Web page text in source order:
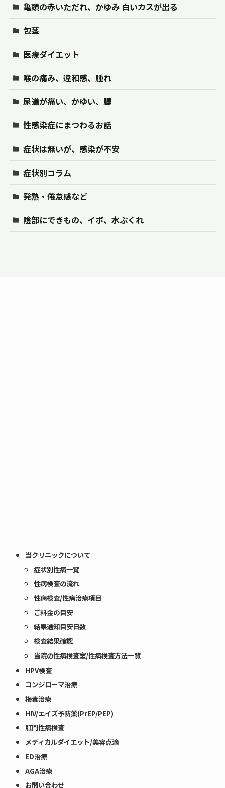
亀頭の赤いただれ、かゆみ 白いカスが出る
包茎
医療ダイエット
喉の痛み、違和感、腫れ
尿道が痛い、かゆい、膿
性感染症にまつわるお話
症状は無いが、感染が不安
症状別コラム
発熱・倦怠感など
陰部にできもの、イボ、水ぶくれ
当クリニックについて
症状別性病一覧
性病検査の流れ
性病検査/性病治療項目
ご料金の目安
結果通知目安日数
検査結果確認
当院の性病検査室/性病検査方法一覧
HPV検査
コンジローマ治療
梅毒治療
HIV/エイズ予防薬(PrEP/PEP)
肛門性病検査
メディカルダイエット/美容点滴
ED治療
AGA治療
お問い合わせ